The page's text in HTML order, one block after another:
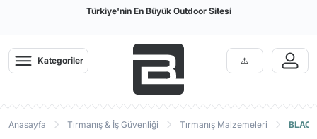
Türkiye'nin En Büyük Outdoor Sitesi
Kategoriler
Anasayfa Tırmanış & İş Güvenliği Tırmanış Malzemeleri